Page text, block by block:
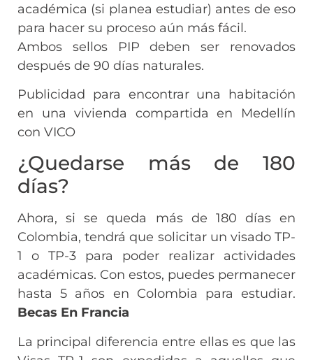
académica (si planea estudiar) antes de eso
para hacer su proceso aún más fácil.
Ambos sellos PIP deben ser renovados
después de 90 días naturales.
Publicidad para encontrar una habitación
en una vivienda compartida en Medellín
con VICO
¿Quedarse más de 180
días?
Ahora, si se queda más de 180 días en
Colombia, tendrá que solicitar un visado TP-
1 o TP-3 para poder realizar actividades
académicas. Con estos, puedes permanecer
hasta 5 años en Colombia para estudiar.
Becas En Francia
La principal diferencia entre ellas es que las